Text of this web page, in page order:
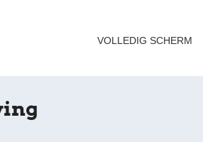
VOLLEDIG SCHERM